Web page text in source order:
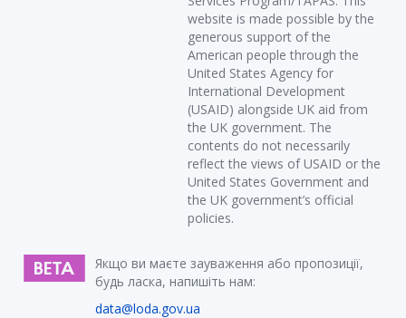
website is made possible by the
generous support of the
American people through the
United States Agency for
International Development
(USAID) alongside UK aid from
the UK government. The
contents do not necessarily
reflect the views of USAID or the
United States Government and
the UK government’s official
policies.
Якщо ви маєте зауваження або пропозиції,
будь ласка, напишіть нам:
data@loda.gov.ua